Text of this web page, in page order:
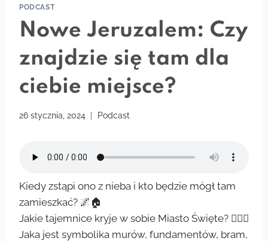
PODCAST
Nowe Jeruzalem: Czy
znajdzie się tam dla
ciebie miejsce?
26 stycznia, 2024 Podcast
Kiedy zstąpi ono z nieba i kto będzie mógł tam
zamieszkać? 🌌🏠
Jakie tajemnice kryje w sobie Miasto Święte? 🕵️‍♂️🏰
Jaka jest symbolika murów, fundamentów, bram,